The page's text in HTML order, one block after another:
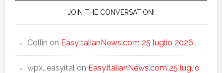
JOIN THE CONVERSATION!
Collin on EasyItalianNews.com 25 luglio 2026
wpx_easyital on EasyItalianNews.com 25 luglio